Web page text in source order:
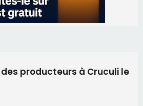
A Nuciola organise une
Argentin au stade de San